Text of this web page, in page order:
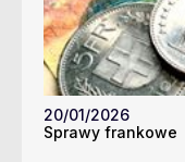
20/01/2026
Sprawy frankowe